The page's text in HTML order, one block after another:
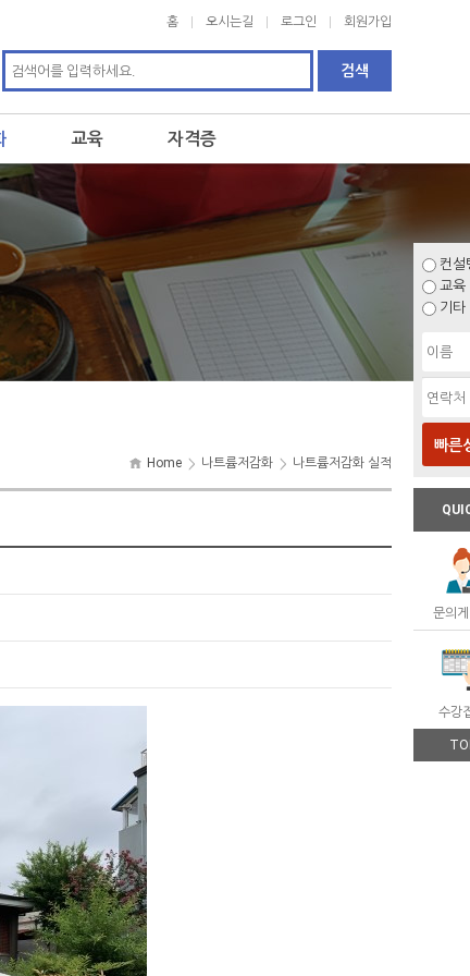
홈 오시는길 로그인 회원가입
교육 자격증
Home 나트륨저감화 나트륨저감화 실적
컨설
교육
기타
빠른
문의
수강